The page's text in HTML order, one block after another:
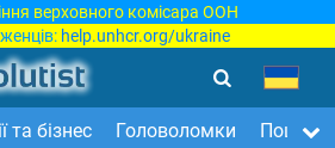
верховного комісара ООН
help.unhcr.org/ukraine
та бізнес Головоломки Пошук